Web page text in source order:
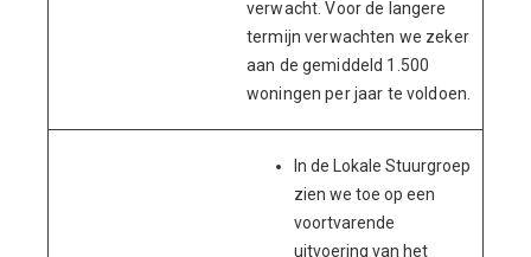
verwacht. Voor de langere
termijn verwachten we zeker
aan de gemiddeld 1.500
woningen per jaar te voldoen.
In de Lokale Stuurgroep
zien we toe op een
voortvarende
uitvoering van het